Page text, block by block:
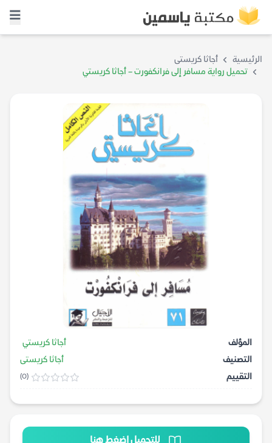
الرئيسية
أجاثا كريستى
تحميل رواية مسافر إلى فرانكفورت – أجاثا كريستي
المؤلف
أجاثا كريستي
التصنيف
أجاثا كريستى
التقييم
(0)
للتحميل اضغط هنا